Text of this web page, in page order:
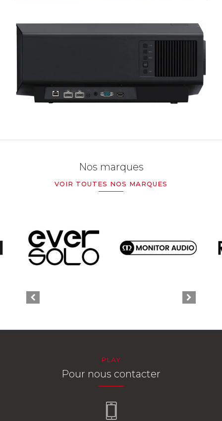
Nos marques
VOIR TOUTES NOS MARQUES
PLAY
Pour nous contacter